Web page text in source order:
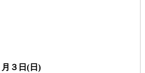
３日(日)